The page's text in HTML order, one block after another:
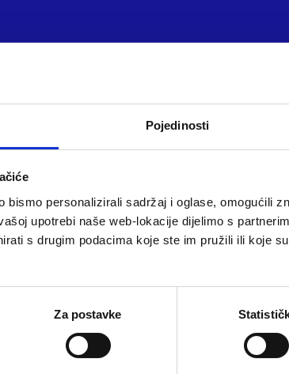
Pojedinosti
bismo personalizirali sadržaj i oglase, omogućili
upotrebi naše web-lokacije dijelimo s
s drugim podacima koje ste im pružili ili koje
Za postavke